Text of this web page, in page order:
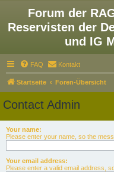
Forum der
Reservisten der
und IG
FAQ Kontakt
Startseite Foren-Übersicht
Contact Admin
Your name:
Please enter your name, so the
Your email address:
Please enter a valid email address,